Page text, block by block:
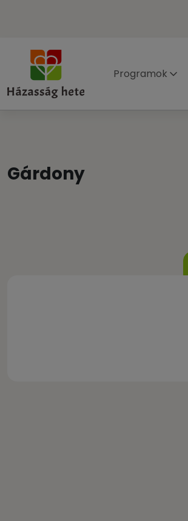
Programok
Gárdony